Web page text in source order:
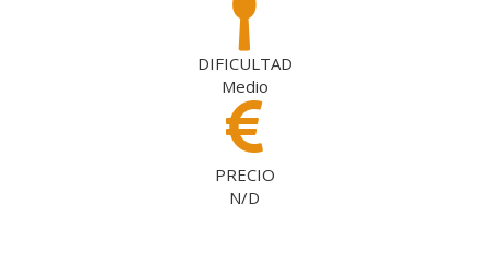
DIFICULTAD
Medio
PRECIO
N/D